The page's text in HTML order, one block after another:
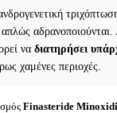
αδρανοποιούνται.
να διατηρήσει
χαμένες περιοχές.
Finasteride